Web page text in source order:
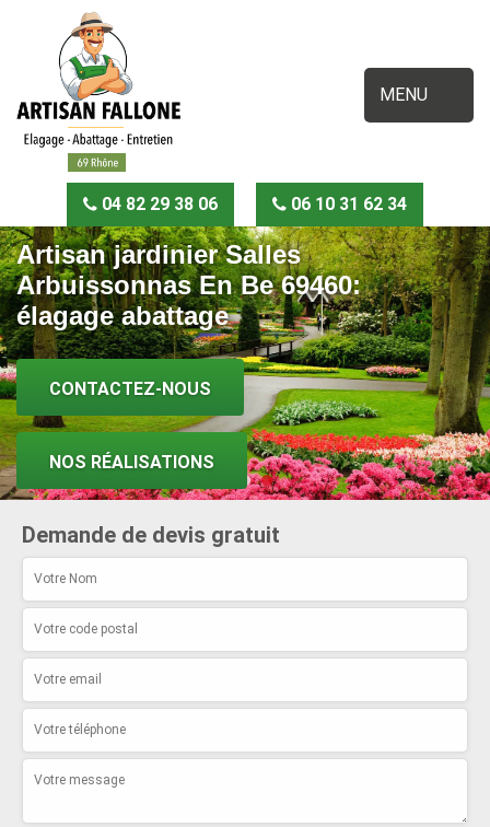
MENU
04 82 29 38 06 06 10 31 62 34
Artisan jardinier Salles
Arbuissonnas En Be 69460:
élagage abattage
CONTACTEZ-NOUS
NOS RÉALISATIONS
Demande de devis gratuit